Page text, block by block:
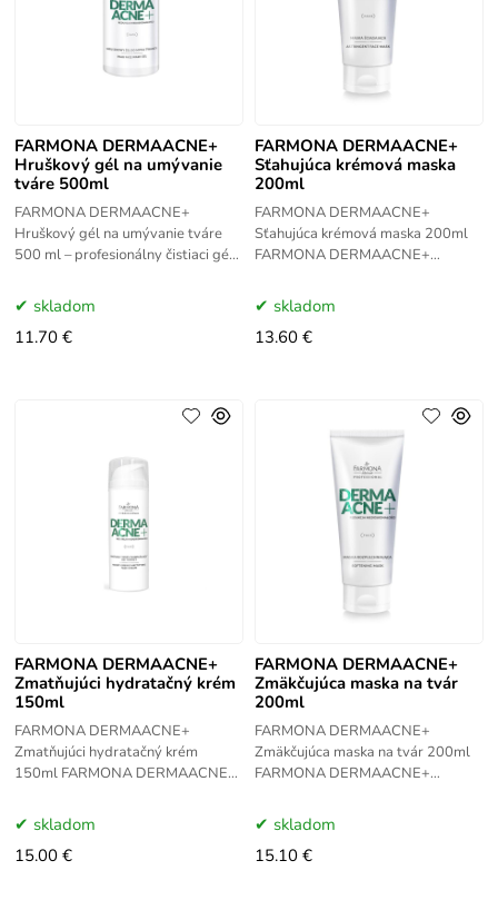
FARMONA DERMAACNE+
Hruškový gél na umývanie
tváre 500ml
FARMONA DERMAACNE+
Hruškový gél na umývanie tváre
500 ml – profesionálny čistiaci gél
Odstraňuje nečistoty, reguluje maz,
skladom
11.70 €
FARMONA DERMAACNE+
Sťahujúca krémová maska
200ml
FARMONA DERMAACNE+
Sťahujúca krémová maska 200ml
FARMONA DERMAACNE+
určená na zmiešanú, mastnú
pokožku s rozšírenými
skladom
13.60 €
FARMONA DERMAACNE+
Zmatňujúci hydratačný krém
150ml
FARMONA DERMAACNE+
Zmatňujúci hydratačný krém
150ml FARMONA DERMAACNE+
150ml je určený na zmiešanú,
mastné a aknóznu
skladom
15.00 €
FARMONA DERMAACNE+
Zmäkčujúca maska na tvár
200ml
FARMONA DERMAACNE+
Zmäkčujúca maska na tvár 200ml
FARMONA DERMAACNE+
je určená na všetky typy pleti ako
prípravok na
skladom
15.10 €